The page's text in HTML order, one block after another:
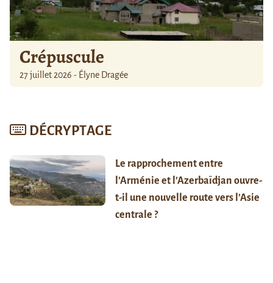
Crépuscule
27 juillet 2026 - Élyne Dragée
DÉCRYPTAGE
Le rapprochement entre
l’Arménie et l’Azerbaïdjan ouvre-
t-il une nouvelle route vers l’Asie
centrale ?